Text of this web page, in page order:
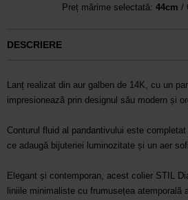
Preț mărime selectată: 44cm /
DESCRIERE
Lanț realizat din aur galben de 14K, cu un
impresionează prin designul său modern și
Conturul fluid al pandantivului este
ce adaugă bijuteriei luminozitate și un aer
Elegant și contemporan, acest colier STIL
liniile minimaliste cu frumusețea atemporală